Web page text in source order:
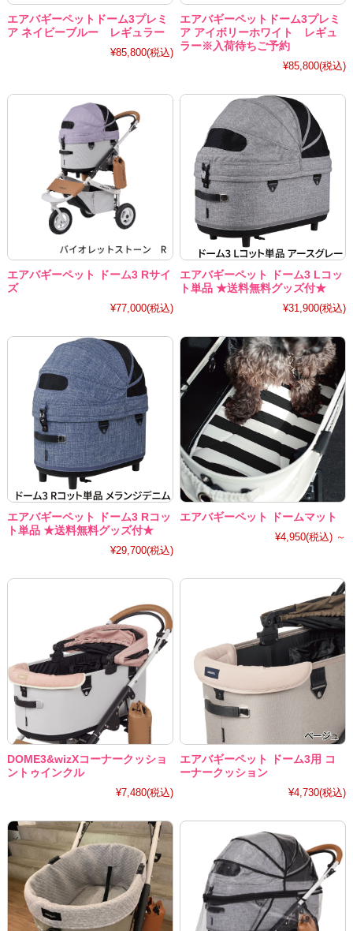
エアバギーペットドーム3プレミ
ア ネイビーブルー レギュラー
¥85,800(税込)
エアバギーペットドーム3プレミ
ア アイボリーホワイト レギュ
ラー※入荷待ちご予約
¥85,800(税込)
エアバギーペット ドーム3 Rサイ
ズ
¥77,000(税込)
エアバギーペット ドーム3 Lコッ
ト単品 ★送料無料グッズ付★
¥31,900(税込)
エアバギーペット ドーム3 Rコッ
ト単品 ★送料無料グッズ付★
¥29,700(税込)
エアバギーペット ドームマット
¥4,950(税込) ～
DOME3&wizXコーナークッショ
ントゥインクル
¥7,480(税込)
エアバギーペット ドーム3用 コ
ーナークッション
¥4,730(税込)